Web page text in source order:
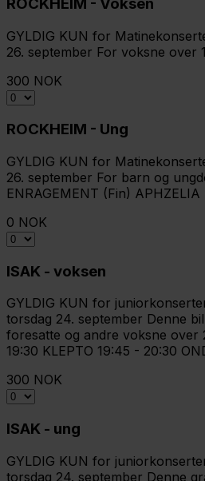
GYLDIG KUN for
26. september For voksne over
300 NOK
ROCKHEIM - Ung
GYLDIG KUN for
26. september For barn og
ENRAGEMENT (Fin)
0 NOK
ISAK - voksen
GYLDIG KUN for
torsdag 24. september Denne
foresatte og andre voksne over
19:30 KLEPTO 19:45 - 20:30
300 NOK
ISAK - ung
GYLDIG KUN for
torsdag 24. september Denne